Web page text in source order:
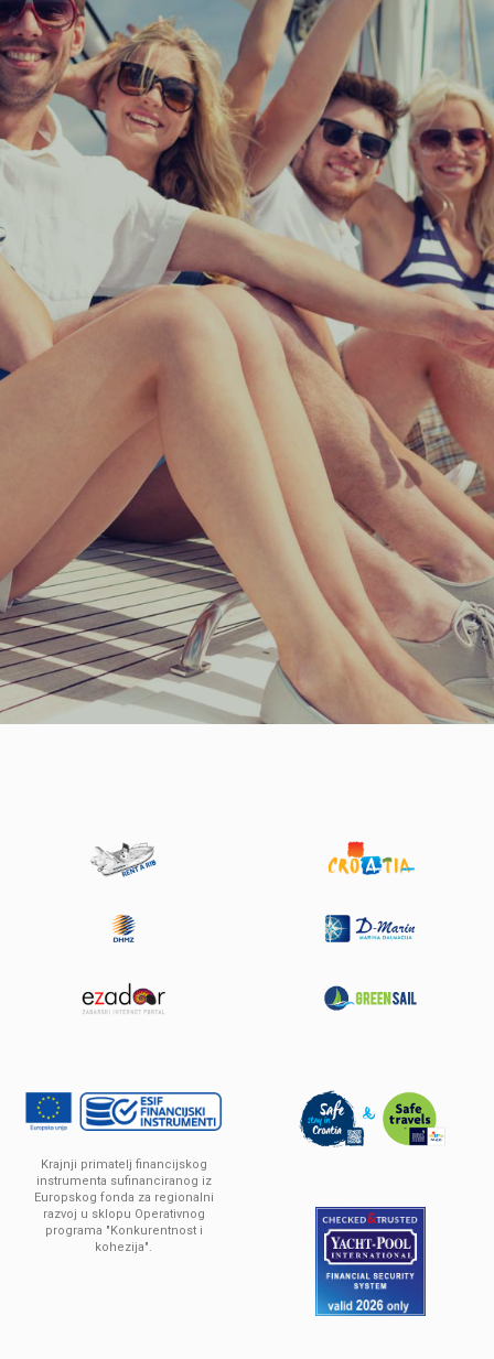
Krajnji primatelj financijskog
instrumenta sufinanciranog iz
Europskog fonda za regionalni
razvoj u sklopu Operativnog
programa "Konkurentnost i
kohezija".